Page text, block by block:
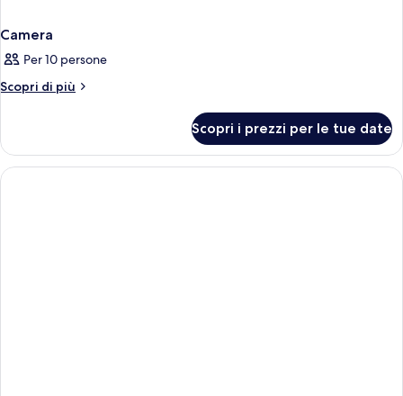
Camera
Per 10 persone
Scopri di più
Altri
Scopri i prezzi per le tue date